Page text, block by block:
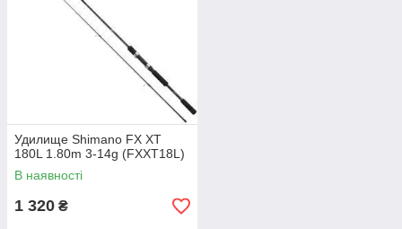
Удилище Shimano FX XT
180L 1.80m 3-14g (FXXT18L)
В наявності
1 320 ₴